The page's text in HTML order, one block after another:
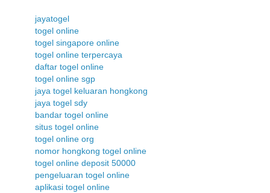
jayatogel
togel online
togel singapore online
togel online terpercaya
daftar togel online
togel online sgp
jaya togel keluaran hongkong
jaya togel sdy
bandar togel online
situs togel online
togel online org
nomor hongkong togel online
togel online deposit 50000
pengeluaran togel online
aplikasi togel online